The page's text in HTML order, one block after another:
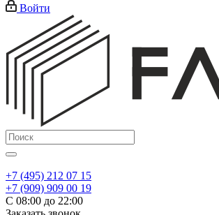
Войти
+7 (495) 212 07 15
+7 (909) 909 00 19
С 08:00 до 22:00